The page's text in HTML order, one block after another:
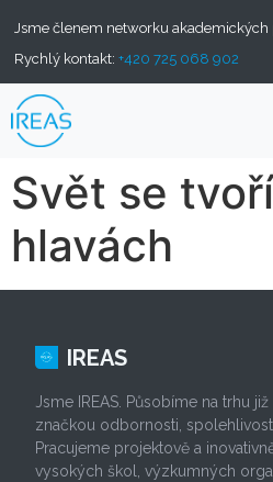
Jsme členem networku akademických
Rychlý kontakt: +420 725 068 902
Svět se
hlavách
IREAS
Jsme IREAS. Působíme na trhu
značkou odbornosti,
Pracujeme projektově a
vysokých škol, výzkumných